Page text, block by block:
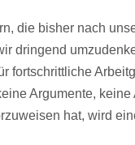
die bisher nach
dringend
fortschrittliche
Argumente,
hat, wird